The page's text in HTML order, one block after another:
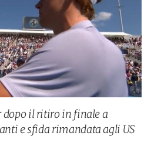
dopo il ritiro in finale a
e sfida rimandata agli US